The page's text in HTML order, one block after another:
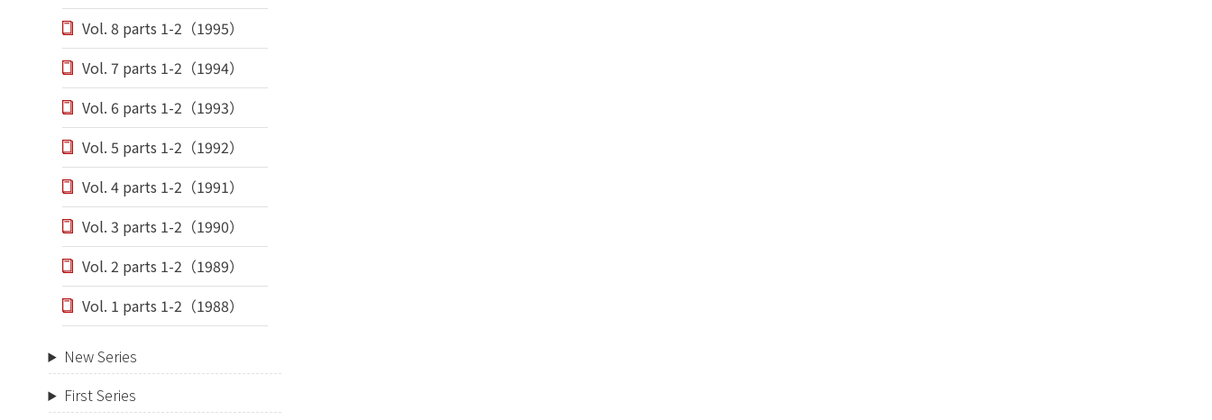
Vol. 8 parts 1-2（1995）
Vol. 7 parts 1-2（1994）
Vol. 6 parts 1-2（1993）
Vol. 5 parts 1-2（1992）
Vol. 4 parts 1-2（1991）
Vol. 3 parts 1-2（1990）
Vol. 2 parts 1-2（1989）
Vol. 1 parts 1-2（1988）
New Series
First Series